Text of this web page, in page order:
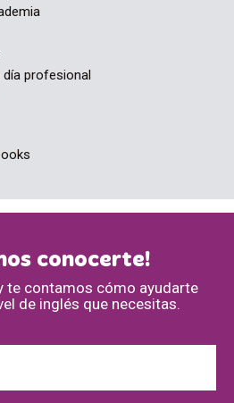
día profesional
conocerte!
te contamos cómo ayudarte
de inglés que necesitas.